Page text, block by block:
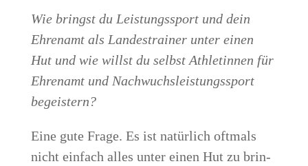
Wie bringst du Leis­tungs­sport und dein
Ehren­amt als Lan­des­trai­ner unter einen
Hut und wie willst du selbst Ath­le­tin­nen für
Ehren­amt und Nach­wuchs­leis­tungs­sport
begeistern?
Eine gute Fra­ge. Es ist natür­lich oft­mals
nicht ein­fach alles unter einen Hut zu brin­